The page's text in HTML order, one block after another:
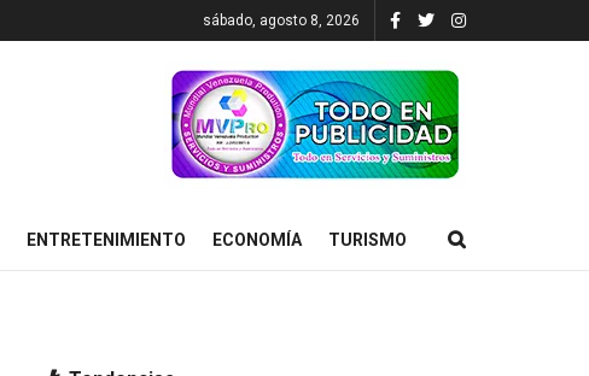
sábado, agosto 8, 2026
ENTRETENIMIENTO ECONOMÍA TURISMO